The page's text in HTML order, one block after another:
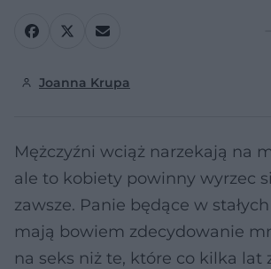
Joanna Krupa
Mężczyźni wciąż narzekają na
ale to kobiety powinny wyrzec
zawsze. Panie będące w
mają bowiem zdecydowanie
na seks niż te, które co kilka lat